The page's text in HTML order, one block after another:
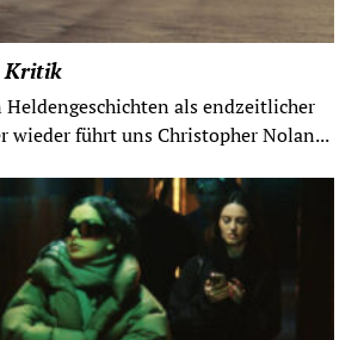
Kritik
als endzeitlicher
wieder führt uns Christopher Nolan...